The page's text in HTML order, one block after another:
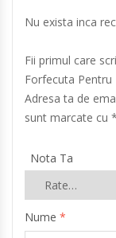
Nu exista inca
Fii primul care
Forfecuta Pentru
Adresa ta de
sunt marcate cu *
Nota Ta
Nume *